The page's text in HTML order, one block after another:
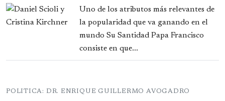
Uno de los atributos más relevantes de
la popularidad que va ganando en el
mundo Su Santidad Papa Francisco
consiste en que...
POLITICA: DR. ENRIQUE GUILLERMO AVOGADRO